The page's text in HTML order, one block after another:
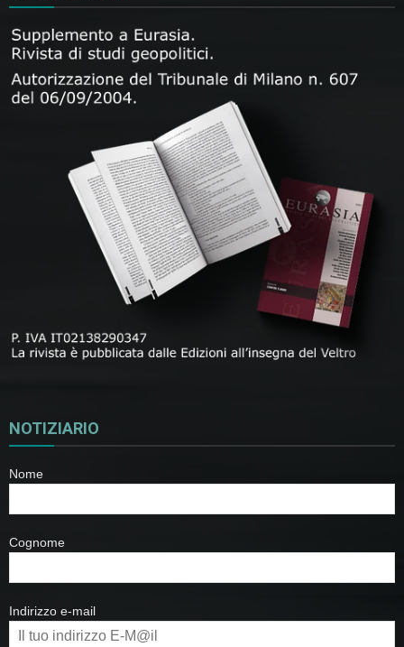
NOTIZIARIO
Nome
Cognome
Indirizzo e-mail